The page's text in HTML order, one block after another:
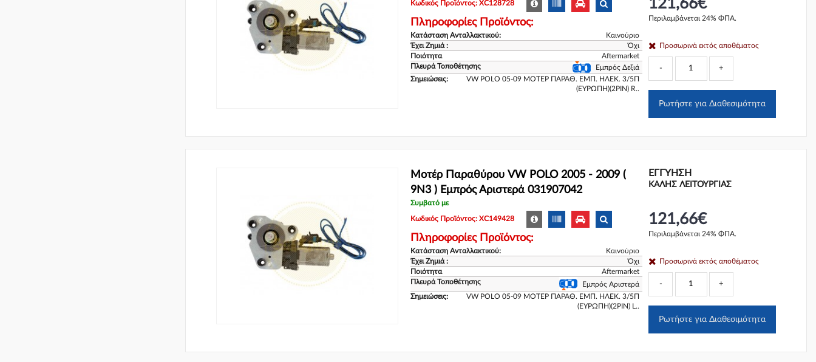
Κωδικός Προϊόντος: XC128728
Πληροφορίες Προϊόντος:
Κατάσταση Ανταλλακτικού:
Καινούριο
Έχει Ζημιά :
Όχι
Ποιότητα
Aftermarket
Πλευρά Τοποθέτησης
Εμπρός Δεξιά
Σημειώσεις:
VW POLO 05-09 ΜΟΤΕΡ ΠΑΡΑΘ. ΕΜΠ. ΗΛΕΚ. 3/5Π
(ΕΥΡΩΠΗ)(2PIN) R..
121,66€
Περιλαμβάνεται 24% ΦΠΑ.
Προσωρινά εκτός αποθέματος
- +
Ρωτήστε για Διαθεσιμότητα
Μοτέρ Παραθύρου VW POLO 2005 - 2009 (
9N3 ) Εμπρός Αριστερά 031907042
Συμβατό με
Κωδικός Προϊόντος: XC149428
Πληροφορίες Προϊόντος:
Κατάσταση Ανταλλακτικού:
Καινούριο
Έχει Ζημιά :
Όχι
Ποιότητα
Aftermarket
Πλευρά Τοποθέτησης
Εμπρός Αριστερά
Σημειώσεις:
VW POLO 05-09 ΜΟΤΕΡ ΠΑΡΑΘ. ΕΜΠ. ΗΛΕΚ. 3/5Π
(ΕΥΡΩΠΗ)(2PIN) L..
ΕΓΓΎΗΣΗ
ΚΑΛΗΣ ΛΕΙΤΟΥΡΓΙΑΣ
121,66€
Περιλαμβάνεται 24% ΦΠΑ.
Προσωρινά εκτός αποθέματος
- +
Ρωτήστε για Διαθεσιμότητα